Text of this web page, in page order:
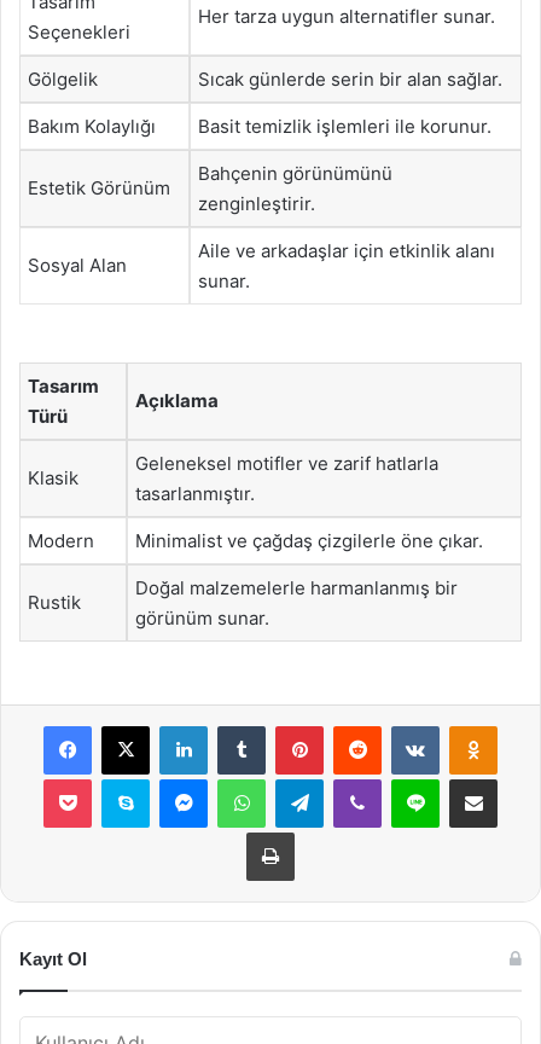
Seçenekleri
Her tarza uygun alternatifler sunar.
Gölgelik Sıcak günlerde serin bir alan sağlar.
Bakım Kolaylığı Basit temizlik işlemleri ile korunur.
Estetik Görünüm
Bahçenin görünümünü
zenginleştirir.
Sosyal Alan
Aile ve arkadaşlar için etkinlik alanı
sunar.
Tasarım
Türü
Açıklama
Klasik
Geleneksel motifler ve zarif hatlarla
tasarlanmıştır.
Modern Minimalist ve çağdaş çizgilerle öne çıkar.
Rustik
Doğal malzemelerle harmanlanmış bir
görünüm sunar.
Facebook
X LinkedInTumblr PinterestReddit VKontakte
Pocket Skype MessengerWhatsAppTelegramViber Line E-Posta ile
Yazdır
Kayıt Ol